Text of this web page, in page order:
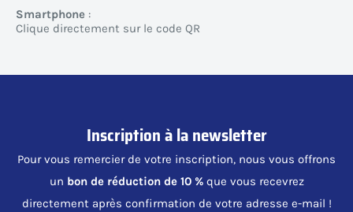
Smartphone :
Clique directement sur le code QR
Inscription à la newsletter
Pour vous remercier de votre inscription, nous vous offrons
un bon de réduction de 10 %que vous recevrez
directement après confirmation de votre adresse e-mail !